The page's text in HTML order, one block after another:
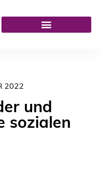
2022
und
sozialen